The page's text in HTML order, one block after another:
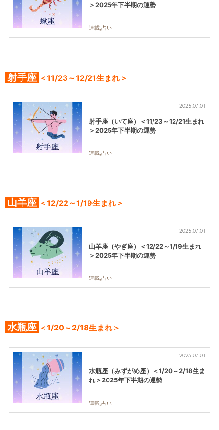
＞2025年下半期の運勢
連載,占い
射手座 ＜11/23～12/21生まれ＞
2025.07.01
射手座（いて座）＜11/23～12/21生まれ
＞2025年下半期の運勢
連載,占い
山羊座 ＜12/22～1/19生まれ＞
2025.07.01
山羊座（やぎ座）＜12/22～1/19生まれ
＞2025年下半期の運勢
連載,占い
水瓶座 ＜1/20～2/18生まれ＞
2025.07.01
水瓶座（みずがめ座）＜1/20～2/18生ま
れ＞2025年下半期の運勢
連載,占い